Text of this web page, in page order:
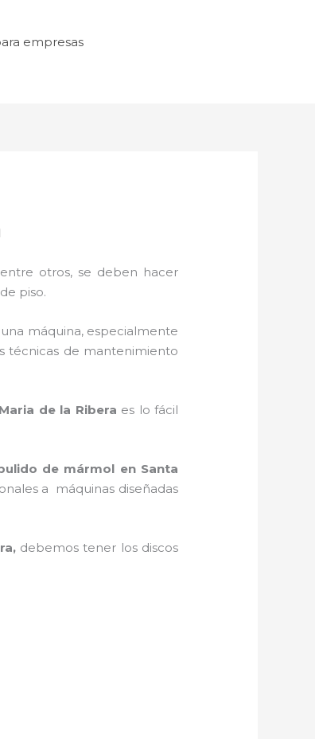
empresas
otros, se deben hacer
piso.
máquina, especialmente
técnicas de mantenimiento
de la Ribera es lo fácil
de mármol en Santa
a máquinas diseñadas
debemos tener los discos